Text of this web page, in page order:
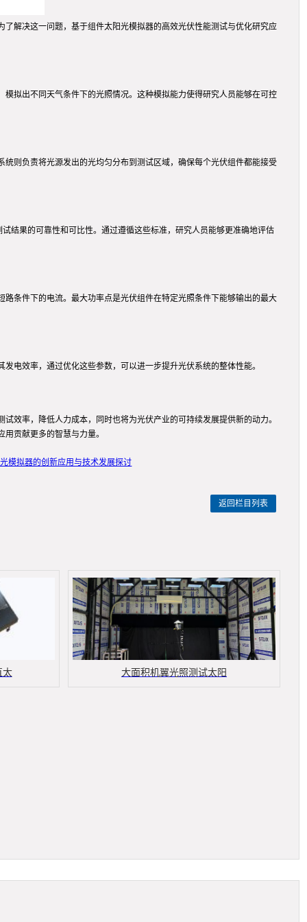
解决这一问题，基于组件太阳光模拟器的高效光伏性能测试与优化研究应
拟出不同天气条件下的光照情况。这种模拟能力使得研究人员能够在可控
则负责将光源发出的光均匀分布到测试区域，确保每个光伏组件都能接受
结果的可靠性和可比性。通过遵循这些标准，研究人员能够更准确地评估
条件下的电流。最大功率点是光伏组件在特定光照条件下能够输出的最大
电效率，通过优化这些参数，可以进一步提升光伏系统的整体性能。
效率，降低人力成本，同时也将为光伏产业的可持续发展提供新的动力。
贡献更多的智慧与力量。
模拟器的创新应用与技术发展探讨
返回栏目列表
太 大面积机翼光照测试太阳